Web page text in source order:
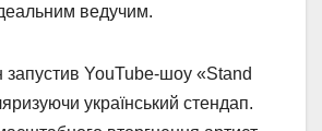
ведучим.
запустив YouTube-шоу «Stand
український стендап.